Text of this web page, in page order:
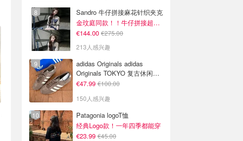
Sandro 牛仔拼接麻花针织夹克
金玟庭同款！！牛仔拼接超有层次感
€144.00 €275.00
213人感兴趣
adidas Originals adidas
Originals TOKYO 复古休闲鞋
深棕色
€47.99 €100.00
150人感兴趣
Patagonia logoT恤
经典Logo款！一年四季都能穿
€23.99 €45.00